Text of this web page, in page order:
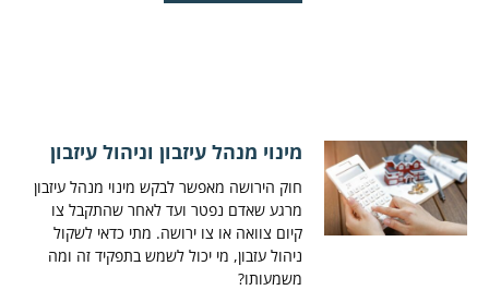
מינוי מנהל עיזבון וניהול עיזבון
חוק הירושה מאפשר לבקש מינוי מנהל עיזבון
מרגע שאדם נפטר ועד לאחר שהתקבל צו
קיום צוואה או צו ירושה. מתי כדאי לשקול
ניהול עזבון, מי יכול לשמש בתפקיד זה ומה
משמעותו?